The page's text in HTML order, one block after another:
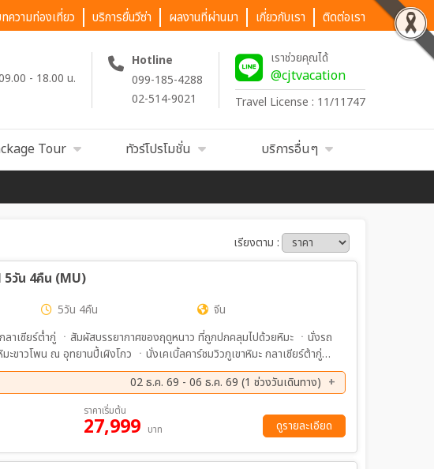
ความท่องเที่ยว บริการยื่นวีซ่า ผลงานที่ผ่านมา เกี่ยวกับเรา ติดต่อเรา
- 18.00 น.
Hotline
099-185-4288
02-514-9021
เราช่วยคุณได้
@cjtvacation
Travel License : 11/11747
Tour ทัวร์โปรโมชั่น บริการอื่นๆ
เรียงตาม :
5วัน 4คืน (MU)
5วัน 4คืน
จีน
ลาเซียร์ต่ำกู่ ㆍสัมผัสบรรยากาศของฤดูหนาว ที่ถูกปกคลุมไปด้วยหิมะ ㆍนั่งรถ
ะขาวโพน ณ อุทยานปี้เผิงโกว ㆍนั่งเคเบิ้ลคาร์ชมวิวภูเขาหิมะ กลาเชียร์ต้ากู่
น้อยที่สุด ㆍเดินเที่ยวชมถนนคนเดิน ควานไจ๋เซี่ยงจื่อ แวะจุ่ม Pop Mart อย่าง
งช็อปยอดนิยมใจกลางเมือง ณ ถนนไท่กู่หลี่ ㆍพาชมแหล่งการค้าสไตล์จีน
02 ธ.ค. 69 - 06 ธ.ค. 69 (1 ช่วงวันเดินทาง)
ราคาเริ่มต้น
27,999 บาท ดูรายละเอียด